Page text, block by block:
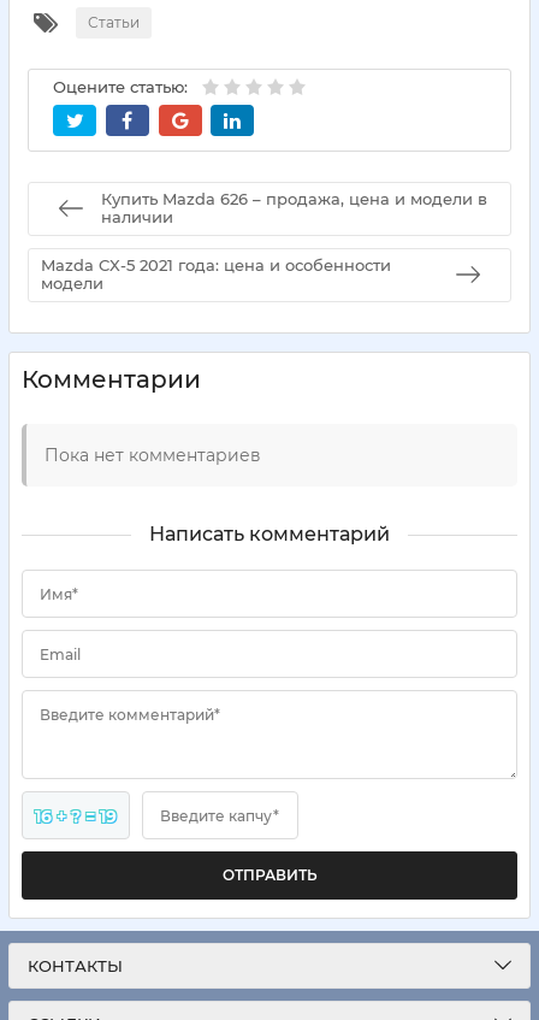
Статьи
Оцените статью:
Купить Mazda 626 – продажа, цена и модели в
наличии
Mazda CX-5 2021 года: цена и особенности
модели
Комментарии
Пока нет комментариев
Написать комментарий
Имя*
Email
Введите комментарий*
16 + ? = 19 Введите капчу*
ОТПРАВИТЬ
КОНТАКТЫ